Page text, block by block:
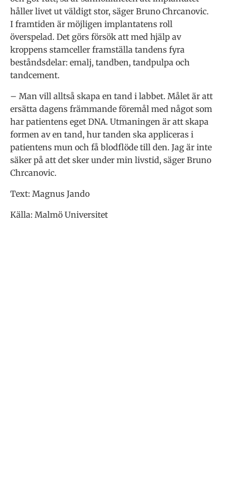
håller livet ut väldigt stor, säger Bruno Chrcanovic.
I framtiden är möjligen implantatens roll
överspelad. Det görs försök att med hjälp av
kroppens stamceller framställa tandens fyra
beståndsdelar: emalj, tandben, tandpulpa och
tandcement.
– Man vill alltså skapa en tand i labbet. Målet är att
ersätta dagens främmande föremål med något som
har patientens eget DNA. Utmaningen är att skapa
formen av en tand, hur tanden ska appliceras i
patientens mun och få blodflöde till den. Jag är inte
säker på att det sker under min livstid, säger Bruno
Chrcanovic.
Text: Magnus Jando
Källa: Malmö Universitet